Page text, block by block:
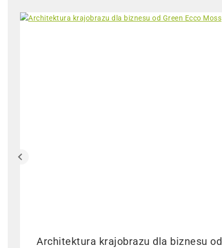
Architektura krajobrazu dla biznesu od